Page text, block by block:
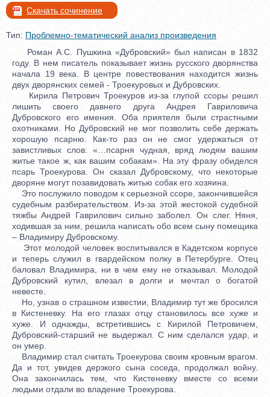
Скачать сочинение
Тип: Проблемно-тематический анализ произведения
Роман А.С. Пушкина «Дубровский» был написан в 1832
году. В нем писатель показывает жизнь русского дворянства
начала 19 века. В центре повествования находится жизнь
двух дворянских семей - Троекуровых и Дубровских.
Кирила Петрович Троекуров из-за глупой ссоры решил
лишить своего давнего друга Андрея Гавриловича
Дубровского его имения. Оба приятеля были страстными
охотниками. Но Дубровский не мог позволить себе держать
хорошую псарню. Как-то раз он не смог удержаться от
завистливых слов: «…псарня чудная, вряд людям вашим
житье такое ж, как вашим собакам». На эту фразу обиделся
псарь Троекурова. Он сказал Дубровскому, что некоторые
дворяне могут позавидовать житью собак его хозяина.
Это послужило поводом к серьезной ссоре, закончившейся
судебным разбирательством. Из-за этой жестокой судебной
тяжбы Андрей Гаврилович сильно заболел. Он слег. Няня,
ходившая за ним, решила написать обо всем сыну помещика
– Владимиру Дубровскому.
Этот молодой человек воспитывался в Кадетском корпусе
и теперь служил в гвардейском полку в Петербурге. Отец
баловал Владимира, ни в чем ему не отказывал. Молодой
Дубровский кутил, влезал в долги и мечтал о богатой
невесте.
Но, узнав о страшном известии, Владимир тут же бросился
в Кистеневку. На его глазах отцу становилось все хуже и
хуже. И однажды, встретившись с Кирилой Петровичем,
Дубровский-старший не выдержал. С ним сделался удар, и
он умер.
Владимир стал считать Троекурова своим кровным врагом.
Да и тот, увидев дерзкого сына соседа, продолжал войну.
Она закончилась тем, что Кистеневку вместе со всеми
людьми отдали во владение Троекурова.